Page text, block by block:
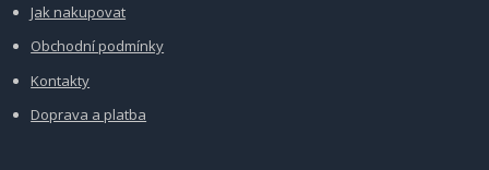
Jak nakupovat
Obchodní podmínky
Kontakty
Doprava a platba